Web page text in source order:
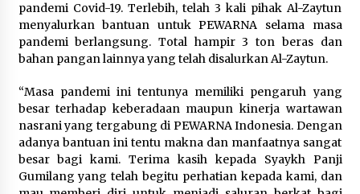
pandemi Covid-19. Terlebih, telah 3 kali pihak Al-Zaytun
menyalurkan bantuan untuk PEWARNA selama masa
pandemi berlangsung. Total hampir 3 ton beras dan
bahan pangan lainnya yang telah disalurkan Al-Zaytun.
“Masa pandemi ini tentunya memiliki pengaruh yang
besar terhadap keberadaan maupun kinerja wartawan
nasrani yang tergabung di PEWARNA Indonesia. Dengan
adanya bantuan ini tentu makna dan manfaatnya sangat
besar bagi kami. Terima kasih kepada Syaykh Panji
Gumilang yang telah begitu perhatian kepada kami, dan